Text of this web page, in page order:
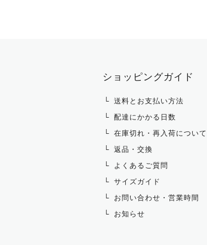
ショッピングガイド
送料とお支払い方法
配達にかかる日数
在庫切れ・再入荷について
返品・交換
よくあるご質問
サイズガイド
お問い合わせ・営業時間
お知らせ